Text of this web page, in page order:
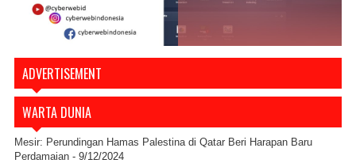
ADVERTISEMENT
WARTA DUNIA
Mesir: Perundingan Hamas Palestina di Qatar Beri Harapan Baru
Perdamaian - 9/12/2024